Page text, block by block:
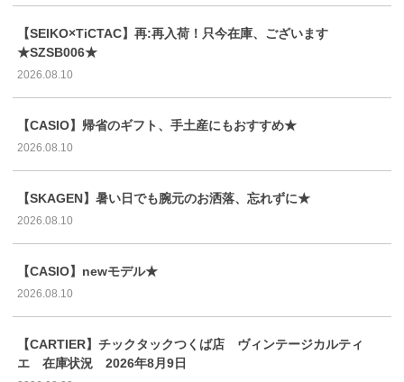
【SEIKO×TiCTAC】再:再入荷！只今在庫、ございます
★SZSB006★
2026.08.10
【CASIO】帰省のギフト、手土産にもおすすめ★
2026.08.10
【SKAGEN】暑い日でも腕元のお洒落、忘れずに★
2026.08.10
【CASIO】newモデル★
2026.08.10
【CARTIER】チックタックつくば店 ヴィンテージカルティ
エ 在庫状況 2026年8月9日